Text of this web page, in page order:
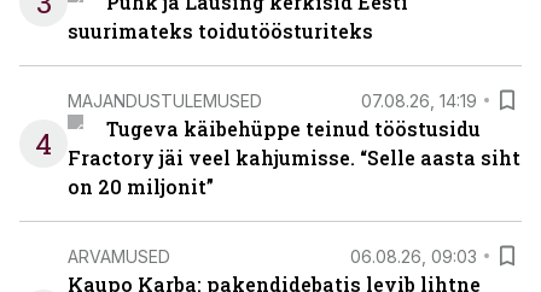
suurimateks toidutöösturiteks
4
MAJANDUSTULEMUSED 07.08.26, 14:19
Tugeva käibehüppe teinud tööstusidu
Fractory jäi veel kahjumisse. “Selle aasta siht
on 20 miljonit”
ARVAMUSED 06.08.26, 09:03
Kaupo Karba: pakendidebatis levib lihtne